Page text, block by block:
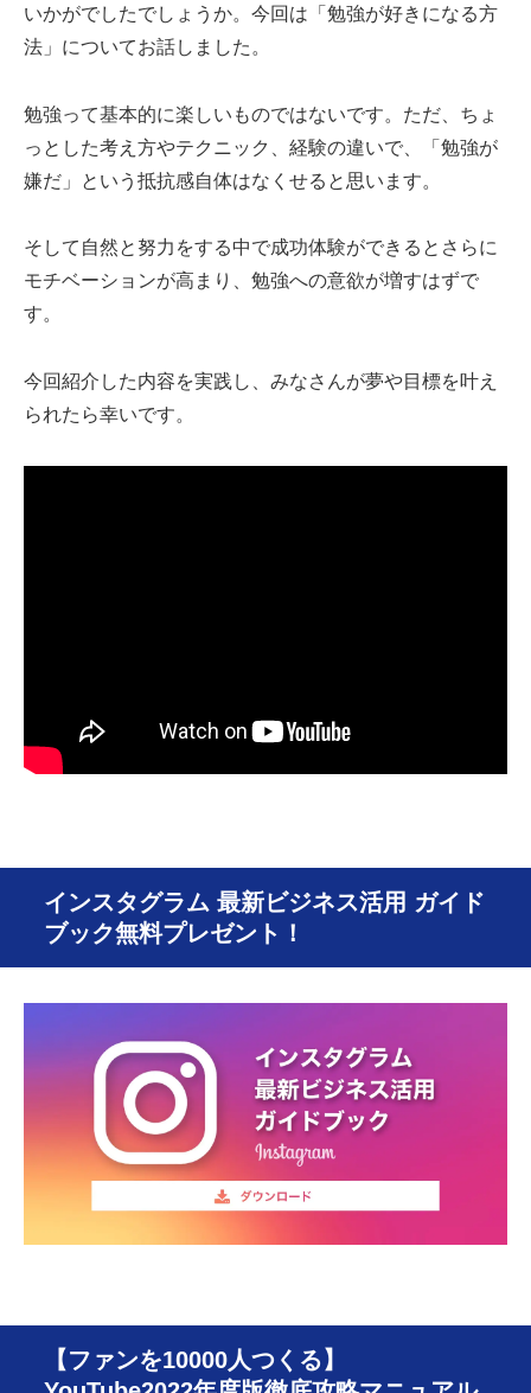
いかがでしたでしょうか。今回は「勉強が好きになる方
法」についてお話しました。
勉強って基本的に楽しいものではないです。ただ、ちょ
っとした考え方やテクニック、経験の違いで、「勉強が
嫌だ」という抵抗感自体はなくせると思います。
そして自然と努力をする中で成功体験ができるとさらに
モチベーションが高まり、勉強への意欲が増すはずで
す。
今回紹介した内容を実践し、みなさんが夢や目標を叶え
られたら幸いです。
インスタグラム 最新ビジネス活用 ガイド
ブック無料プレゼント！
【ファンを10000人つくる】